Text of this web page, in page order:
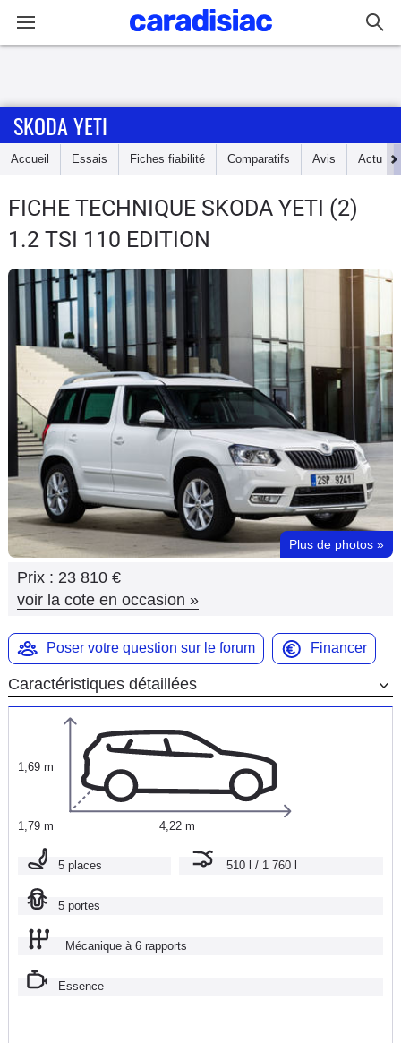
Accueil
Essais
Guide
d'achat
Electriques
Utilitaires
Flottes
Auto
Services
Forum
Moto
Marques
SKODA YETI
Accueil Essais Fiches fiabilité Comparatifs Avis Actu
FICHE TECHNIQUE SKODA YETI (2)
1.2 TSI 110 EDITION
Plus de photos »
Prix : 23 810 €
voir la cote en occasion »
Poser votre question sur le forum Financer
Caractéristiques détaillées
1,69 m
1,79 m 4,22 m
5 places 510 l / 1 760 l
5 portes
Mécanique à 6 rapports
Essence